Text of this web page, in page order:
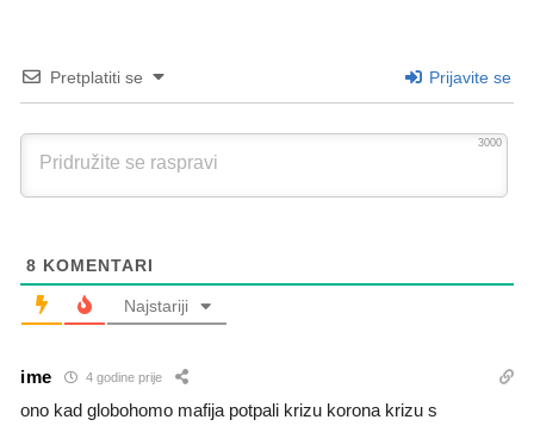
Pretplatiti se Prijavite se
3000
8 KOMENTARI
Najstariji
ime 4 godine prije
ono kad globohomo mafija potpali krizu korona krizu s